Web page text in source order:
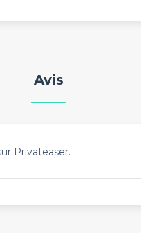
Avis
Privateaser.